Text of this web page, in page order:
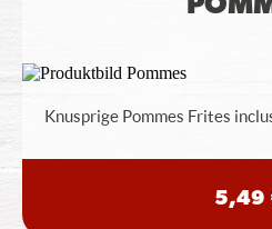
Knusprige Pommes Frites
5,49